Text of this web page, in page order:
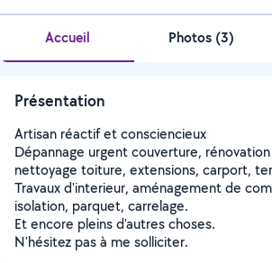
Accueil Photos (3)
Présentation
Artisan réactif et consciencieux
Dépannage urgent couverture,
nettoyage toiture, extensions, carport,
Travaux d'interieur, aménagement de
isolation, parquet, carrelage.
Et encore pleins d'autres choses.
N'hésitez pas à me solliciter.